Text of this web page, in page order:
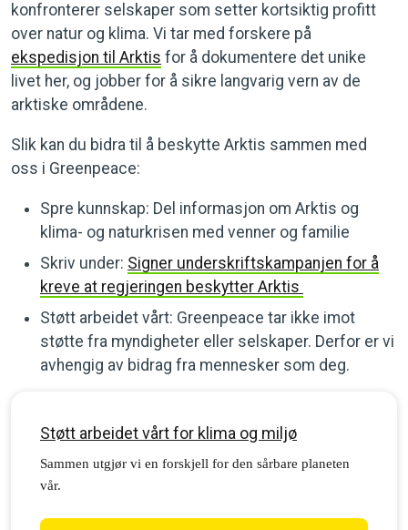
konfronterer selskaper som setter kortsiktig profitt
over natur og klima. Vi tar med forskere på
ekspedisjon til Arktis for å dokumentere det unike
livet her, og jobber for å sikre langvarig vern av de
arktiske områdene.
Slik kan du bidra til å beskytte Arktis sammen med
oss i Greenpeace:
Spre kunnskap: Del informasjon om Arktis og
klima- og naturkrisen med venner og familie
Skriv under: Signer underskriftskampanjen for å
kreve at regjeringen beskytter Arktis
Støtt arbeidet vårt: Greenpeace tar ikke imot
støtte fra myndigheter eller selskaper. Derfor er vi
avhengig av bidrag fra mennesker som deg.
Støtt arbeidet vårt for klima og miljø
Sammen utgjør vi en forskjell for den sårbare planeten
vår.